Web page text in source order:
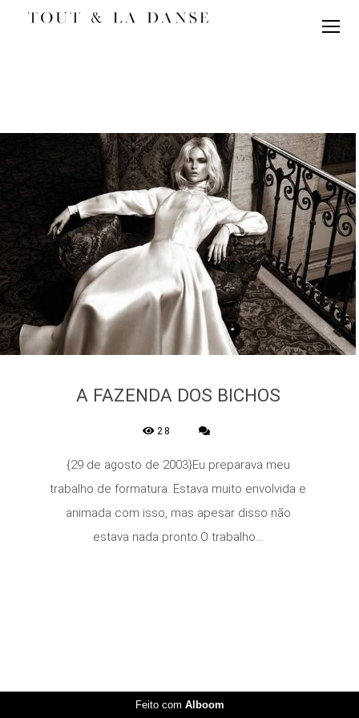
A FAZENDA DOS BICHOS
28
{29 de agosto de 2003}Eu preparava meu
trabalho de formatura. Estava muito envolvida e
animada com isso, mas apesar disso não
estava nada pronto.O trabalho...
Feito com Alboom